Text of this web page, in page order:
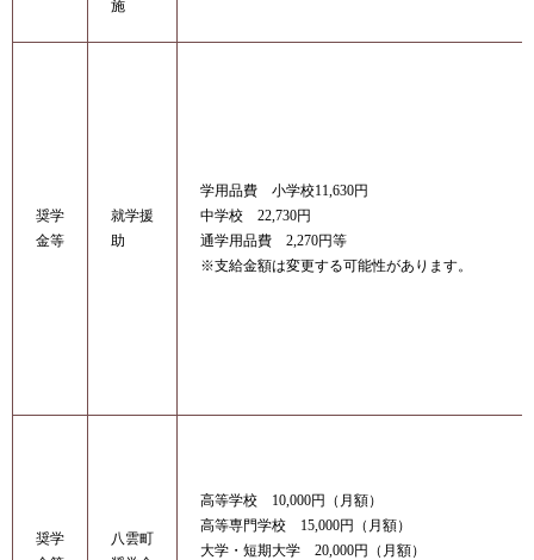
施
奨学
金等
就学援
助
学用品費 小学校11,630円
中学校 22,730円
通学用品費 2,270円等
※支給金額は変更する可能性があります。
奨学
八雲町
高等学校 10,000円（月額）
高等専門学校 15,000円（月額）
大学・短期大学 20,000円（月額）